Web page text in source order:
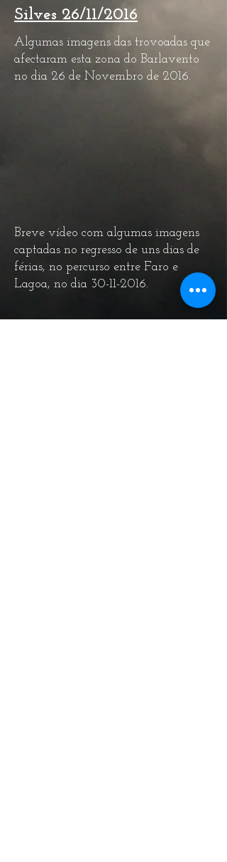
Silves 26/11/2016
Algumas imagens das trovoadas que
afectaram esta zona do Barlavento
no dia 26 de Novembro de 2016.
Breve vídeo com algumas imagens
captadas no regresso de uns dias de
férias, no percurso entre Faro e
Lagoa, no dia 30-11-2016.